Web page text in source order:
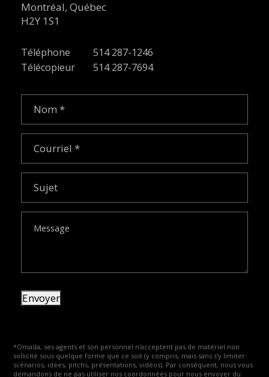
Montréal, Québec
H2Y 1S1
Téléphone
514 287-1246
Télécopieur
514 287-7694
Envoyer
*Omada, ses agents et son personnel n'acceptent pas de matériel non
sollicité sous quelque forme que ce soit (y compris, mais sans s'y limiter:
scénarios, idées, pitchs, présentations, vidéos). Par conséquent, nous vous
demandons de ne pas utiliser nos coordonnées pour nous envoyer du